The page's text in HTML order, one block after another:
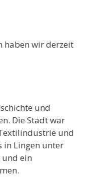
haben wir derzeit
und
Die Stadt war
und
in Lingen unter
ein